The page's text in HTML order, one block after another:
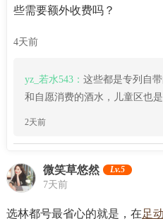
些需要额外收费吗？
4天前
yz_若水543： 这些都是专列自
和自愿消费的酒水，儿童区也是
2天前
微笑草悠然 Lv.5
7天前
选林都号最省心的就是，在足